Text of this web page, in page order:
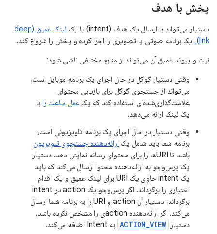
پخش با هدف
دستیار می‌تواند با ارسال یک هدف (intent) با یک
لینک عمیق (deep
link)،
یک برنامه صوتی یا تصویری را اجرا کرده و پخش را شروع کند.
نیت و پیوند عمیق آن می‌تواند از منابع مختلفی ناشی شود:
وقتی دستیار گوگل در حال اجرای یک برنامه موبایل است،
می‌تواند از جستجوی گوگل برای بازیابی محتوای
علامت‌گذاری‌شده‌ای استفاده کند که یک عمل ساعت را با
یک لینک ارائه می‌دهد.
وقتی دستیار در حال اجرای یک برنامه تلویزیونی است،
برنامه شما باید شامل یک ارائه‌دهنده جستجوی تلویزیون
باشد تا URIها را برای محتوای رسانه نمایش دهد. دستیار
یک پرس‌وجو به ارائه‌دهنده محتوا ارسال می‌کند که باید
یک intent حاوی یک URI برای لینک عمیق و یک اقدام
اختیاری را برگرداند. اگر پرس‌وجو یک action در intent
برگرداند، دستیار آن action و URI را به برنامه شما ارسال
می‌کند. اگر ارائه‌دهنده actionی را مشخص نکرده باشد،
دستیار
ACTION_VIEW به Intent اضافه می‌کند.